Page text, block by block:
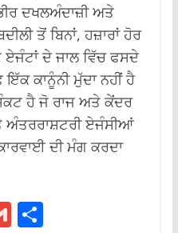
ਦਖਲਅੰਦਾਜ਼ੀ ਅਤੇ
ਤੋਂ ਬਿਨਾਂ, ਹਜ਼ਾਰਾਂ ਹੋਰ
ਦੇ ਜਾਲ ਵਿੱਚ ਫਸਦੇ
ਕਾਨੂੰਨੀ ਮੁੱਦਾ ਨਹੀਂ ਹੈ
ਹੈ ਜੋ ਰਾਜ ਅਤੇ ਕੇਂਦਰ
ਅੰਤਰਰਾਸ਼ਟਰੀ ਏਜੰਸੀਆਂ
ਦੀ ਮੰਗ ਕਰਦਾ
G S